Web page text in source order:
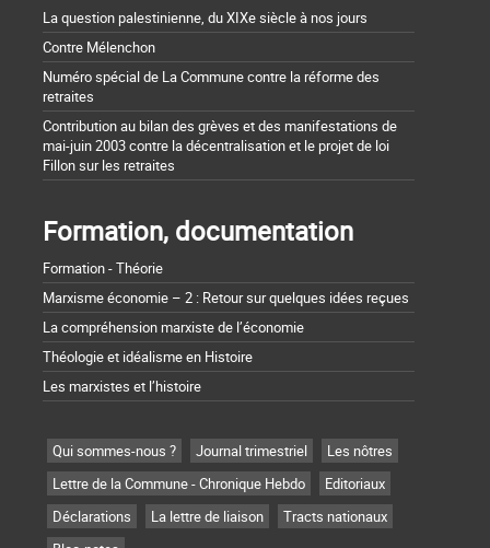
La question palestinienne, du XIXe siècle à nos jours
Contre Mélenchon
Numéro spécial de La Commune contre la réforme des
retraites
Contribution au bilan des grèves et des manifestations de
mai-juin 2003 contre la décentralisation et le projet de loi
Fillon sur les retraites
Formation, documentation
Formation - Théorie
Marxisme économie – 2 : Retour sur quelques idées reçues
La compréhension marxiste de l’économie
Théologie et idéalisme en Histoire
Les marxistes et l’histoire
Qui sommes-nous ? Journal trimestriel
Les nôtres
Lettre de la Commune - Chronique Hebdo
Editoriaux
Déclarations
La lettre de liaison
Tracts nationaux